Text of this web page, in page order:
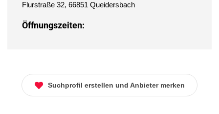
Flurstraße 32, 66851 Queidersbach
Öffnungszeiten:
Suchprofil erstellen und Anbieter merken